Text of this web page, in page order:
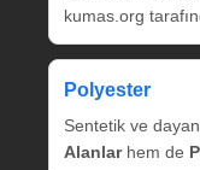
kumas.org
Polyester
Sentetik ve
Alanlarhem de